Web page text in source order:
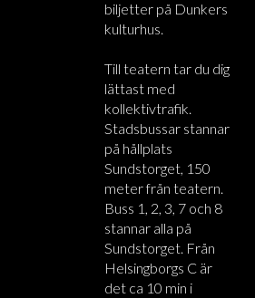
biljetter på Dunkers
kulturhus.
Till teatern tar du dig
lättast med
kollektivtrafik.
Stadsbussar stannar
på hållplats
Sundstorget, 150
meter från teatern.
Buss 1, 2, 3, 7 och 8
stannar alla på
Sundstorget. Från
Helsingborgs C är
det ca 10 min i